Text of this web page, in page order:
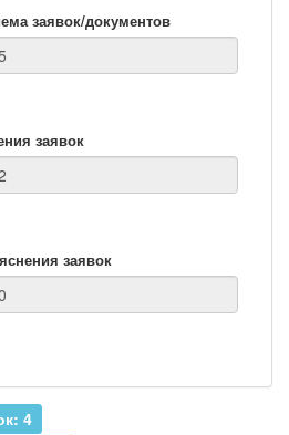
заявок/документов
заявок
заявок
4